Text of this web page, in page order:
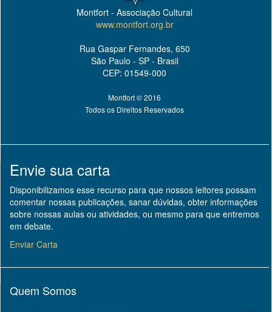
Montfort - Associação Cultural
www.montfort.org.br
Rua Gaspar Fernandes, 650
São Paulo - SP - Brasil
CEP: 01549-000
Montfort © 2016
Todos os Direitos Reservados
Envie sua carta
Disponibilizamos esse recurso para que nossos leitores possam
comentar nossas publicações, sanar dúvidas, obter informações
sobre nossas aulas ou atividades, ou mesmo para que entremos
em debate.
Enviar Carta
Quem Somos